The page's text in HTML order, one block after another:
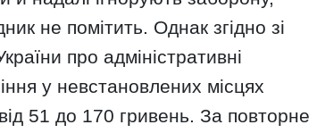
не помітить. Однак згідно зі
про адміністративні
у невстановлених місцях
51 до 170 гривень. За повторне